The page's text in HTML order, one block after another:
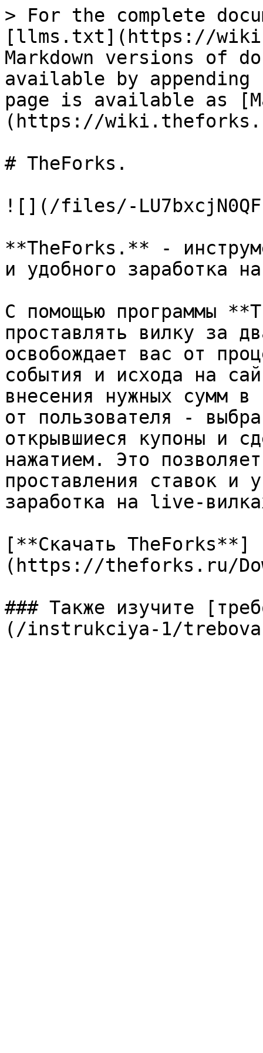
> For the complete
[llms.txt](https://
Markdown versions of
available by
page is available as
(https://
# TheForks.
![](/files/-
**TheForks.** -
и удобного заработка
С помощью программы
проставлять вилку за
освобождает вас от
события и исхода на
внесения нужных сумм
от пользователя -
открывшиеся купоны и
нажатием. Это
проставления ставок и
заработка на live-
[**Скачать TheForks**]
(https://theforks.ru/
### Также изучите